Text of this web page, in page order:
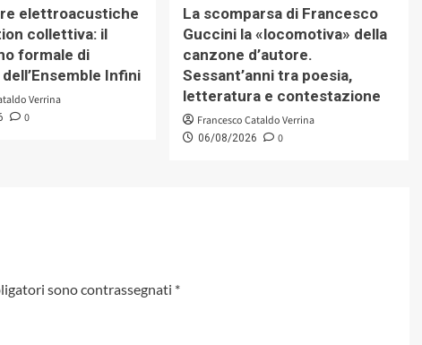
elettroacustiche
collettiva: il
formale di
Infini
Verrina
0
La scomparsa di Francesco
Guccini la «locomotiva» della
canzone d’autore.
Sessant’anni tra poesia,
letteratura e contestazione
Francesco Cataldo Verrina
06/08/2026 0
sono contrassegnati *